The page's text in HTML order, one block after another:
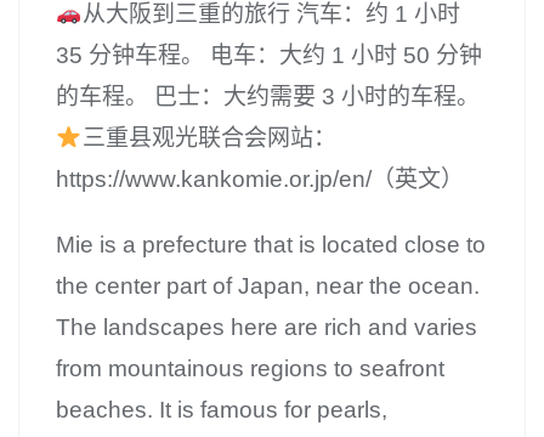
从大阪到三重的旅行 汽车：约 1 小时
35 分钟车程。 电车：大约 1 小时 50 分钟
的车程。 巴士：大约需要 3 小时的车程。
三重县观光联合会网站：
https://www.kankomie.or.jp/en/（英文）
Mie is a prefecture that is located close to
the center part of Japan, near the ocean.
The landscapes here are rich and varies
from mountainous regions to seafront
beaches. It is famous for pearls,